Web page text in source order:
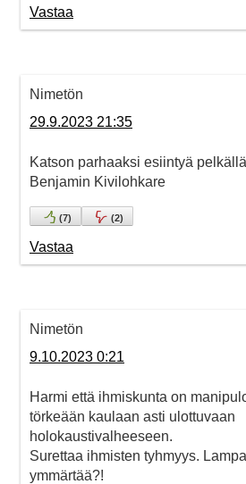
Vastaa
Nimetön
29.9.2023 21:35
Katson parhaaksi esiintyä
Benjamin Kivilohkare
(7) (2)
Vastaa
Nimetön
9.10.2023 0:21
Harmi että ihmiskunta on
törkeään kaulaan asti ulottuvaan
holokaustivalheeseen.
Surettaa ihmisten tyhmyys.
ymmärtää?!